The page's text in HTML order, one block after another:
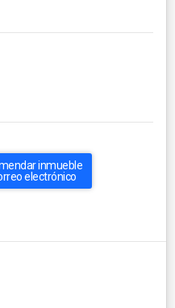
inmueble
electrónico